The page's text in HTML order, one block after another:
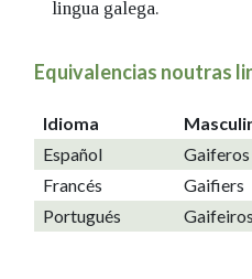
lingua galega.
Equivalencias noutras
Idioma
Español
Gaiferos
Francés
Gaifiers
Portugués
Gaifeiros